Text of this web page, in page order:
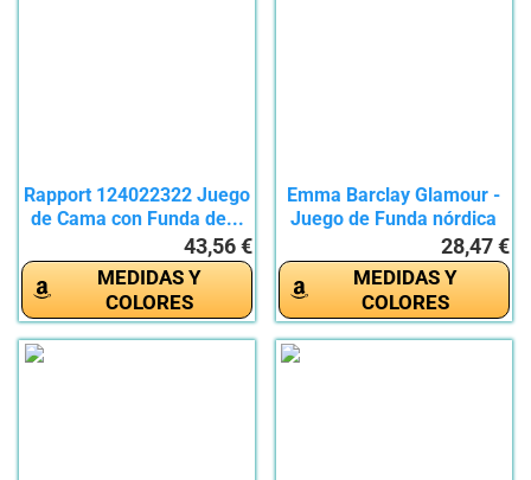
Rapport 124022322 Juego
de Cama con Funda de...
43,56 €
MEDIDAS Y
COLORES
Emma Barclay Glamour -
Juego de Funda nórdica
28,47 €
MEDIDAS Y
COLORES